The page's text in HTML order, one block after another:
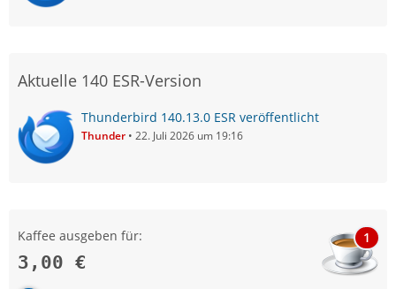
Aktuelle 140 ESR-Version
Thunderbird 140.13.0 ESR veröffentlicht
Thunder 22. Juli 2026 um 19:16
Kaffee ausgeben für:
3,00 €
1